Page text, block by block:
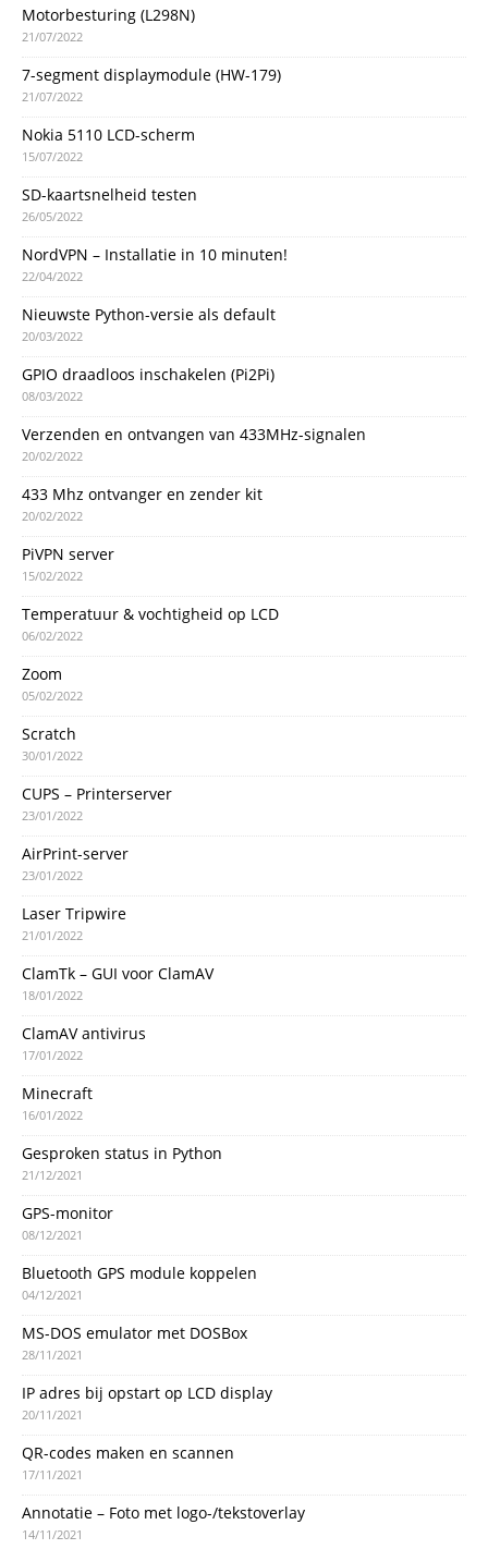
Motorbesturing (L298N)
21/07/2022
7-segment displaymodule (HW-179)
21/07/2022
Nokia 5110 LCD-scherm
15/07/2022
SD-kaartsnelheid testen
26/05/2022
NordVPN – Installatie in 10 minuten!
22/04/2022
Nieuwste Python-versie als default
20/03/2022
GPIO draadloos inschakelen (Pi2Pi)
08/03/2022
Verzenden en ontvangen van 433MHz-signalen
20/02/2022
433 Mhz ontvanger en zender kit
20/02/2022
PiVPN server
15/02/2022
Temperatuur & vochtigheid op LCD
06/02/2022
Zoom
05/02/2022
Scratch
30/01/2022
CUPS – Printerserver
23/01/2022
AirPrint-server
23/01/2022
Laser Tripwire
21/01/2022
ClamTk – GUI voor ClamAV
18/01/2022
ClamAV antivirus
17/01/2022
Minecraft
16/01/2022
Gesproken status in Python
21/12/2021
GPS-monitor
08/12/2021
Bluetooth GPS module koppelen
04/12/2021
MS-DOS emulator met DOSBox
28/11/2021
IP adres bij opstart op LCD display
20/11/2021
QR-codes maken en scannen
17/11/2021
Annotatie – Foto met logo-/tekstoverlay
14/11/2021